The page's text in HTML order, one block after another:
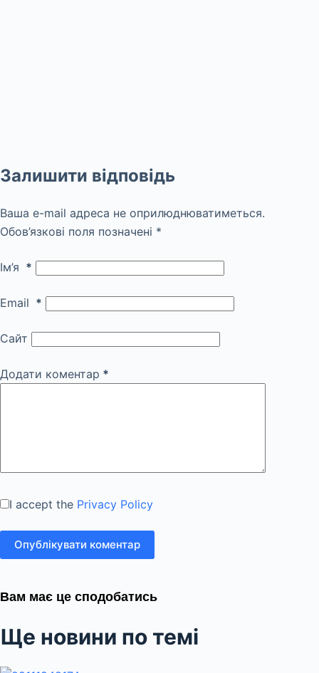
Залишити відповідь
Ваша e-mail адреса не оприлюднюватиметься.
Обов’язкові поля позначені *
Ім’я *
Email *
Сайт
Додати коментар *
I accept the Privacy Policy
Опублікувати коментар
Вам має це сподобатись
Ще новини по темі